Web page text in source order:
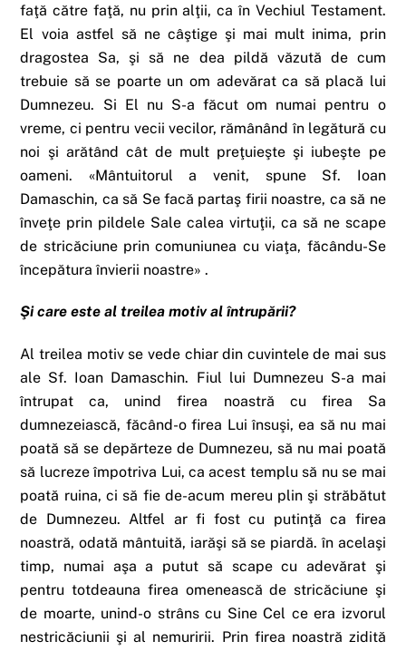
faţă către faţă, nu prin alţii, ca în Vechiul Testament.
El voia astfel să ne câştige şi mai mult inima, prin
dragostea Sa, şi să ne dea pildă văzută de cum
trebuie să se poarte un om adevărat ca să placă lui
Dumnezeu. Si El nu S-a făcut om numai pentru o
vreme, ci pentru vecii vecilor, rămânând în legătură cu
noi şi arătând cât de mult preţuieşte şi iubeşte pe
oameni. «Mântuitorul a venit, spune Sf. Ioan
Damaschin, ca să Se facă partaş firii noastre, ca să ne
înveţe prin pildele Sale calea virtuţii, ca să ne scape
de stricăciune prin comuniunea cu viaţa, făcându-Se
începătura învierii noastre» .
Şi care este al treilea motiv al întrupării?
Al treilea motiv se vede chiar din cuvintele de mai sus
ale Sf. Ioan Damaschin. Fiul lui Dumnezeu S-a mai
întrupat ca, unind firea noastră cu firea Sa
dumnezeiască, făcând-o firea Lui însuşi, ea să nu mai
poată să se depărteze de Dumnezeu, să nu mai poată
să lucreze împotriva Lui, ca acest templu să nu se mai
poată ruina, ci să fie de-acum mereu plin şi străbătut
de Dumnezeu. Altfel ar fi fost cu putinţă ca firea
noastră, odată mântuită, iarăşi să se piardă. în acelaşi
timp, numai aşa a putut să scape cu adevărat şi
pentru totdeauna firea omenească de stricăciune şi
de moarte, unind-o strâns cu Sine Cel ce era izvorul
nestricăciunii şi al nemuririi. Prin firea noastră zidită